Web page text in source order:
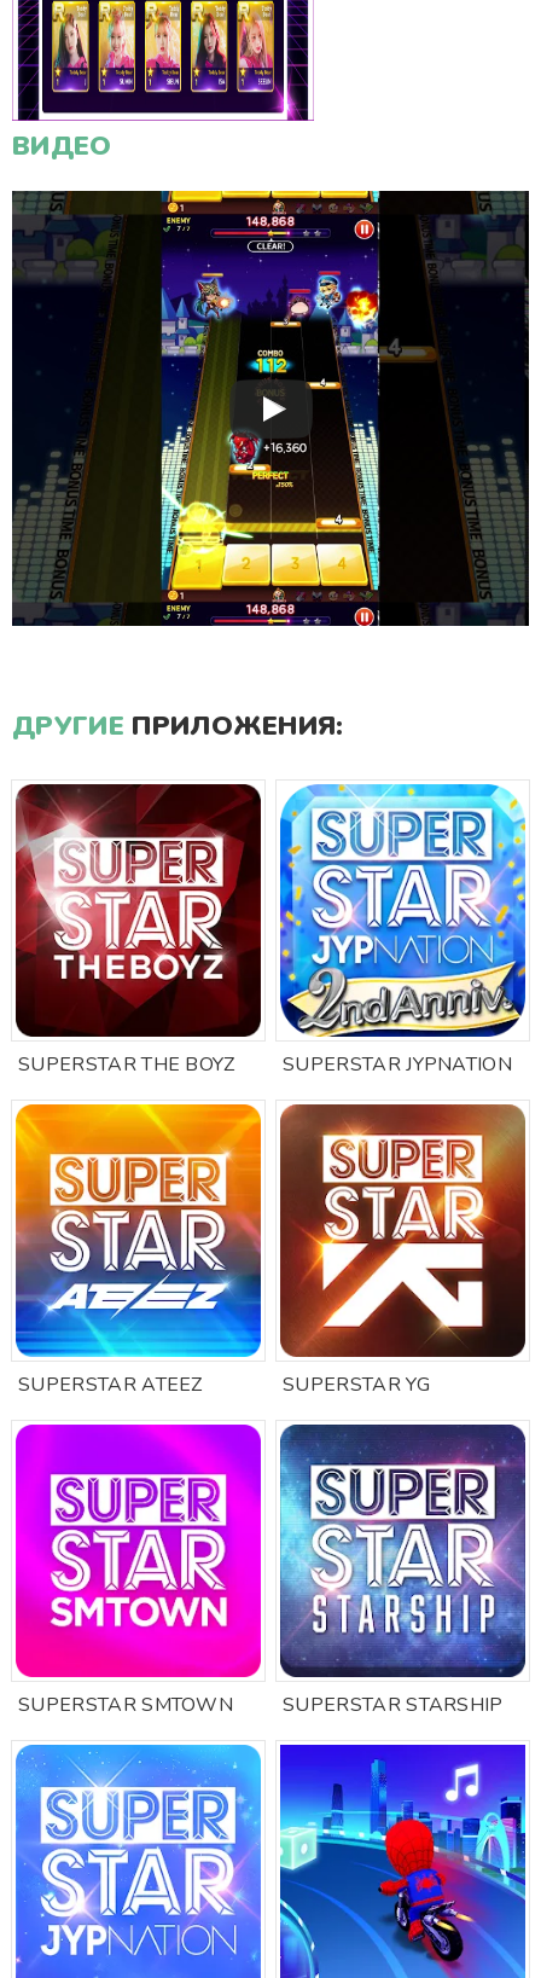
ВИДЕО
ДРУГИЕ ПРИЛОЖЕНИЯ:
SUPERSTAR THE BOYZ SUPERSTAR JYPNATION
SUPERSTAR ATEEZ SUPERSTAR YG
SUPERSTAR SMTOWN SUPERSTAR STARSHIP